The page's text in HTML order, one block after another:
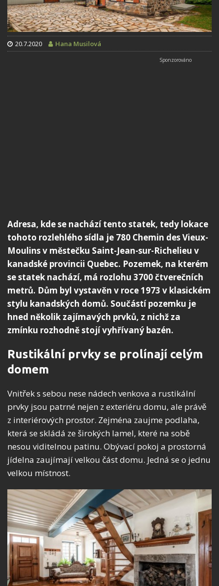
20.7.2020 Hana Musilová
Adresa, kde se nachází tento statek, tedy lokace
tohoto rozlehlého sídla je 780 Chemin des Vieux-
Moulins v městečku Saint-Jean-sur-Richelieu v
kanadské provincii Quebec. Pozemek, na kterém
se statek nachází, má rozlohu 3700 čtverečních
metrů. Dům byl vystavěn v roce 1973 v klasickém
stylu kanadských domů. Součástí pozemku je
hned několik zajímavých prvků, z nichž za
zmínku rozhodně stojí vyhřívaný bazén.
Rustikální prvky se prolínají celým
domem
Vnitřek s sebou nese nádech venkova a rustikální
prvky jsou patrné nejen z exteriéru domu, ale právě
z interiérových prostor. Zejména zaujme podlaha,
která se skládá ze širokých lamel, které na sobě
nesou viditelnou patinu. Obývací pokoj a prostorná
jídelna zaujímají velkou část domu. Jedná se o jednu
velkou místnost.